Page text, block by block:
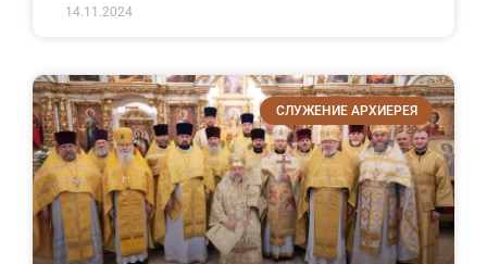
14.11.2024
СЛУЖЕНИЕ АРХИЕРЕЯ